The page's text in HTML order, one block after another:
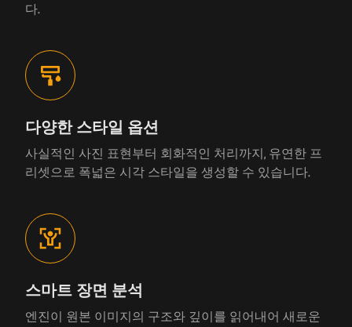
다.
다양한 스타일 옵션
사실적인 사진 표현부터 회화적인 처리까지, 유연한 프
리셋으로 폭넓은 시각 스타일을 생성할 수 있습니다.
스마트 장면 분석
엔진이 원본 이미지의 구조와 깊이를 읽어내어 새로운